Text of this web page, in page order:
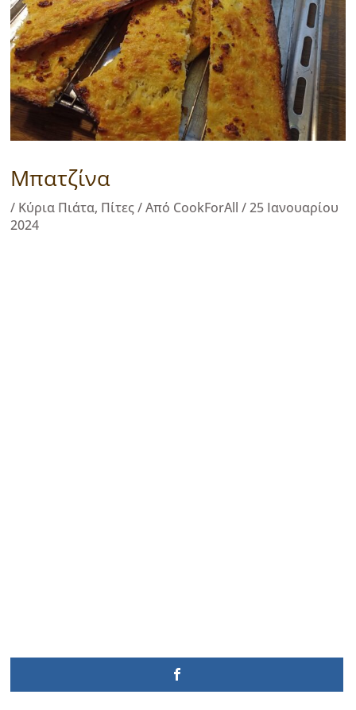
Μπατζίνα
/ Κύρια Πιάτα, Πίτες/ Από CookForAll /25 Ιανουαρίου
2024